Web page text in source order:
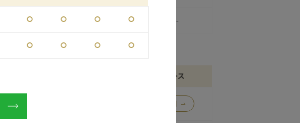
352,000円 ---
コース
詳細
⚪︎ ⚪︎ ⚪︎ ⚪︎
⚪︎ ⚪︎ ⚪︎ ⚪︎